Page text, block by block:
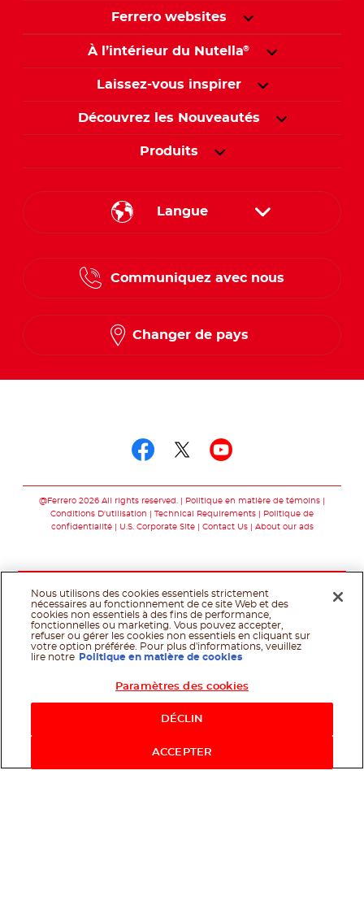
Ferrero websites
À l’intérieur du Nutella®
Laissez-vous inspirer
Découvrez les Nouveautés
Produits
Langue
Communiquez avec nous
Changer de pays
@Ferrero 2026 All rights reserved.
Politique en matière de témoins
Conditions D'utilisation
Technical Requirements
Politique de
confidentialité
U.S. Corporate Site Contact Us About our ads
Nous utilisons des cookies essentiels strictement
nécessaires au fonctionnement de ce site Web et des
cookies non essentiels à des fins de performance,
fonctionnelles ou marketing. Vous pouvez accepter,
refuser ou gérer les cookies non essentiels en cliquant sur
votre option préférée. Pour plus d'informations, veuillez
lire notre
Politique en matière de cookies
Paramètres des cookies
DÉCLIN
ACCEPTER